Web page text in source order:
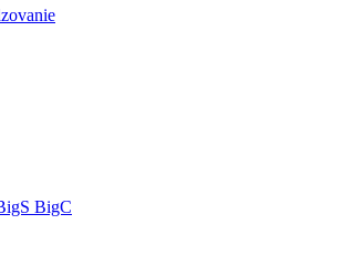
BigC